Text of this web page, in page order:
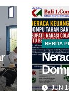
BERITA
JUN